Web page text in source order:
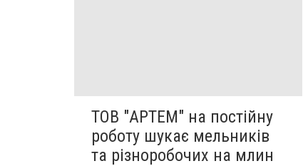
ТОВ "АРТЕМ" на постійну
роботу шукає мельників
та різноробочих на млин